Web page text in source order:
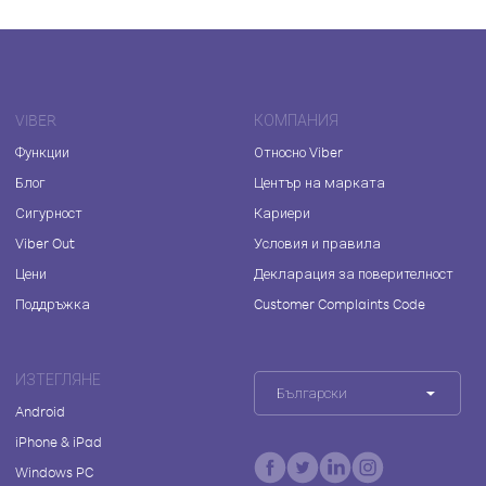
VIBER
Функции
Блог
Сигурност
Viber Out
Цени
Поддръжка
КОМПАНИЯ
Относно Viber
Център на марката
Кариери
Условия и правила
Декларация за поверителност
Customer Complaints Code
ИЗТЕГЛЯНЕ
Android
iPhone & iPad
Windows PC
Български